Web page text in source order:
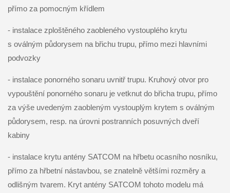
přímo za pomocným křídlem
- instalace zploštěného zaobleného vystouplého krytu
s oválným půdorysem na břichu trupu, přímo mezi hlavními
podvozky
- instalace ponorného sonaru uvnitř trupu. Kruhový otvor pro
vypouštění ponorného sonaru je vetknut do břicha trupu, přímo
za výše uvedeným zaobleným vystouplým krytem s oválným
půdorysem, resp. na úrovni postranních posuvných dveří
kabiny
- instalace krytu antény SATCOM na hřbetu ocasního nosníku,
přímo za hřbetní nástavbou, se znatelně většími rozměry a
odlišným tvarem. Kryt antény SATCOM tohoto modelu má